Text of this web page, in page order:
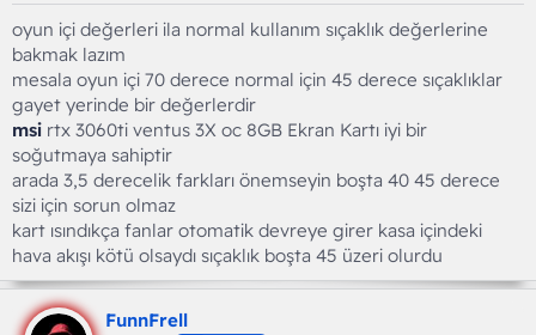
oyun içi değerleri ila normal kullanım sıçaklık değerlerine
bakmak lazım
mesala oyun içi 70 derece normal için 45 derece sıçaklıklar
gayet yerinde bir değerlerdir
msi rtx 3060ti ventus 3X oc 8GB Ekran Kartı iyi bir
soğutmaya sahiptir
arada 3,5 derecelik farkları önemseyin boşta 40 45 derece
sizi için sorun olmaz
kart ısındıkça fanlar otomatik devreye girer kasa içindeki
hava akışı kötü olsaydı sıçaklık boşta 45 üzeri olurdu
FunnFrell